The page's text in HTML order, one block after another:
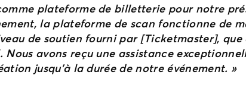
plateforme de billetterie pour notre
la plateforme de scan fonctionne de
de soutien fourni par [Ticketmaster],
Nous avons reçu une assistance
jusqu’à la durée de notre événement. »